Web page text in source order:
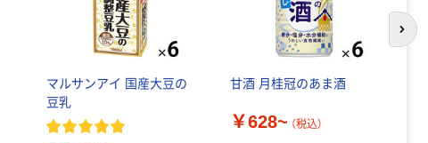
マルサンアイ 国産大豆の
豆乳
甘酒 月桂冠のあま酒
￥628~ （税込）
次
ームサンドクッ
キー 個包装 お
配り菓子 ビスコ
￥498~